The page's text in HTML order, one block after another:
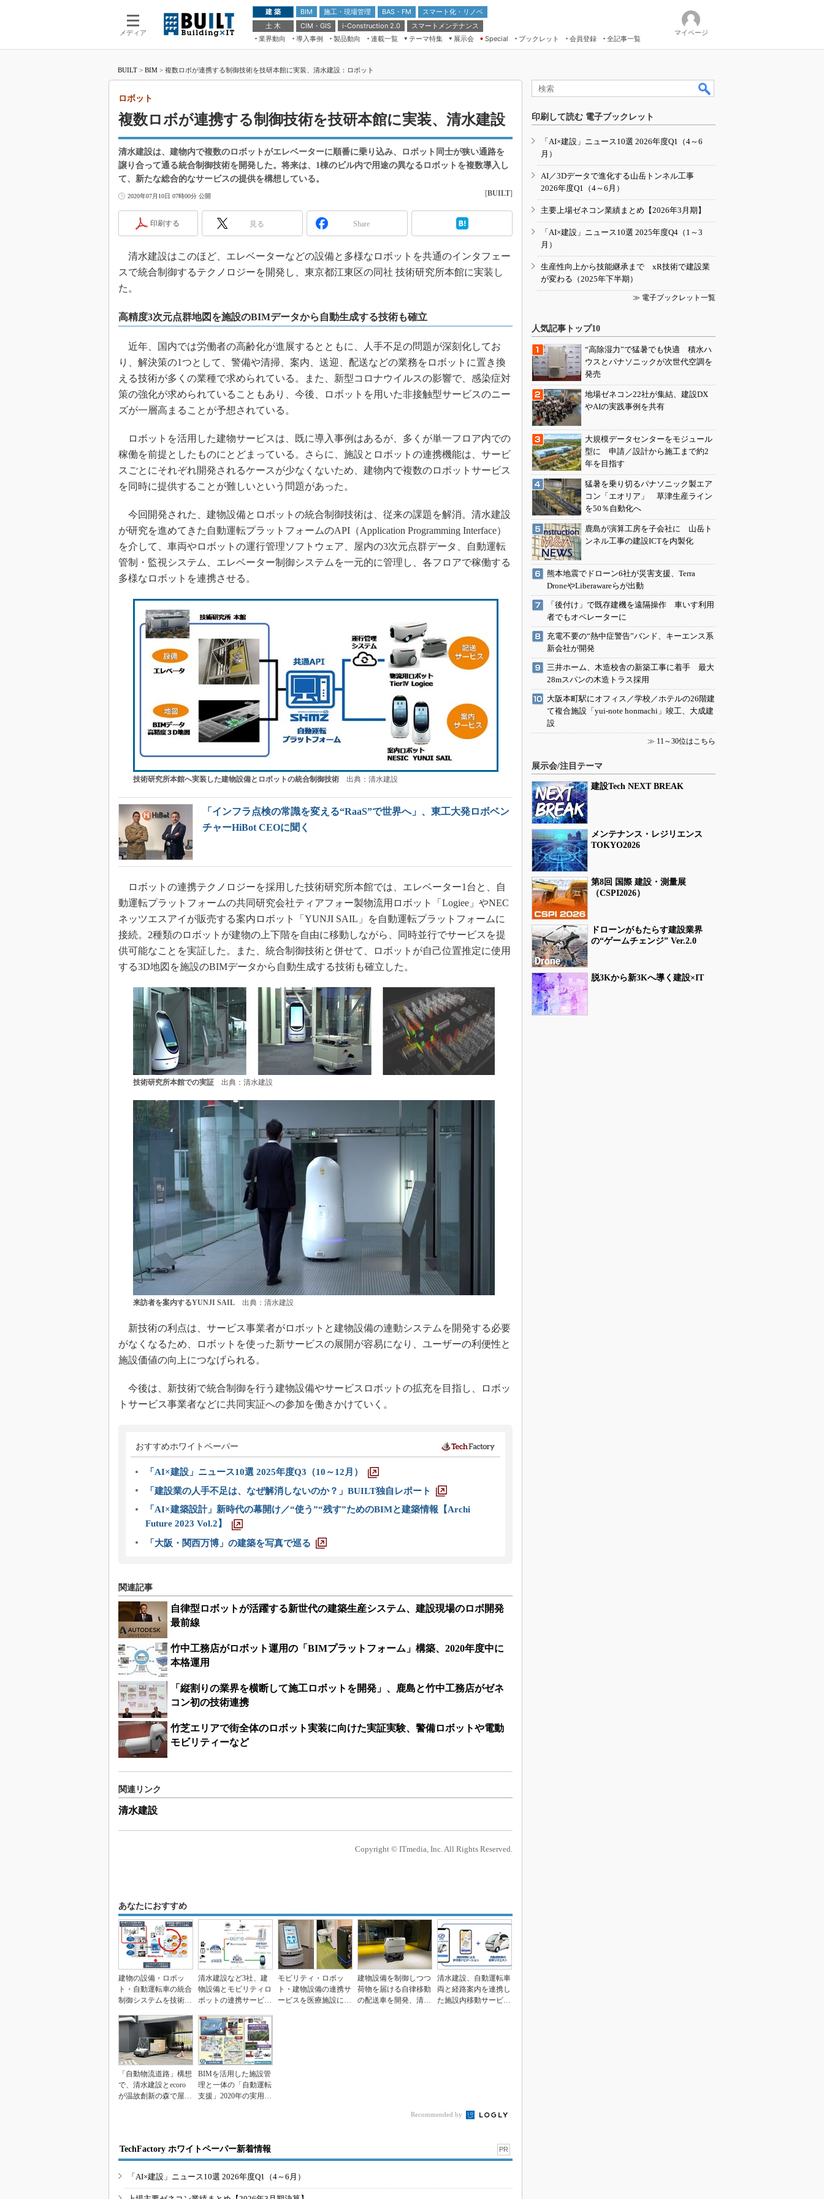
メディア
建 築 BIM 施工・現場管理 BAS・FM
スマート化・リノベ
土 木
CIM・GIS i-Construction 2.0
スマートメンテナンス
業界動向
導入事例 製品動向 連載一覧
テーマ特集
ドローンがもたらす建設業界の“ゲー
ムチェンジ” Ver.2.0
“Society5.0”時代のスマートビル
VR／ARが描くモノづくりのミライ
展示会
第8回 国際 建設・測量展
築・土木・不動産の先端技術展－
Japan Drone 2023
メンテナンス・レジリエンスOSAKA
2020
2019
Special ブックレット 会員登録 全記事一覧
マイページ
BUILT > BIM > 複数ロボが連携する制御技術を技研本館に実装、清水建設：ロボット
複数ロボが連携する制御技術を技研本館に実装、清水建設
ロボット
清水建設は、建物内で複数のロボットがエレベーターに順番に乗り込み、ロボット同士が狭い通路を
譲り合って通る統合制御技術を開発した。将来は、1棟のビル内で用途の異なるロボットを複数導入し
て、新たな総合的なサービスの提供を構想している。
2020年07月10日 07時00分 公開 [BUILT]
印刷する 見る Share
清水建設はこのほど、エレベーターなどの設備と多様なロボットを共通のインタフェー
スで統合制御するテクノロジーを開発し、東京都江東区の同社 技術研究所本館に実装し
た。
高精度3次元点群地図を施設のBIMデータから自動生成する技術も確立
近年、国内では労働者の高齢化が進展するとともに、人手不足の問題が深刻化してお
り、解決策の1つとして、警備や清掃、案内、送迎、配送などの業務をロボットに置き換
える技術が多くの業種で求められている。また、新型コロナウイルスの影響で、感染症対
策の強化が求められていることもあり、今後、ロボットを用いた非接触型サービスのニー
ズが一層高まることが予想されている。
ロボットを活用した建物サービスは、既に導入事例はあるが、多くが単一フロア内での
稼働を前提としたものにとどまっている。さらに、施設とロボットの連携機能は、サービ
スごとにそれぞれ開発されるケースが少なくないため、建物内で複数のロボットサービス
を同時に提供することが難しいという問題があった。
今回開発された、建物設備とロボットの統合制御技術は、従来の課題を解消。清水建設
が研究を進めてきた自動運転プラットフォームのAPI（Application Programming Interface）
を介して、車両やロボットの運行管理ソフトウェア、屋内の3次元点群データ、自動運転
管制・監視システム、エレベーター制御システムを一元的に管理し、各フロアで稼働する
多様なロボットを連携させる。
技術研究所本館へ実装した建物設備とロボットの統合制御技術出典：清水建設
「インフラ点検の常識を変える“RaaS”で世界へ」、東工大発ロボベン
チャーHiBot CEOに聞く
ロボットの連携テクノロジーを採用した技術研究所本館では、エレベーター1台と、自
動運転プラットフォームの共同研究会社ティアフォー製物流用ロボット「Logiee」やNEC
ネッツエスアイが販売する案内ロボット「YUNJI SAIL」を自動運転プラットフォームに
接続。2種類のロボットが建物の上下階を自由に移動しながら、同時並行でサービスを提
供可能なことを実証した。また、統合制御技術と併せて、ロボットが自己位置推定に使用
する3D地図を施設のBIMデータから自動生成する技術も確立した。
技術研究所本館での実証出典：清水建設
来訪者を案内するYUNJI SAIL出典：清水建設
新技術の利点は、サービス事業者がロボットと建物設備の連動システムを開発する必要
がなくなるため、ロボットを使った新サービスの展開が容易になり、ユーザーの利便性と
施設価値の向上につなげられる。
今後は、新技術で統合制御を行う建物設備やサービスロボットの拡充を目指し、ロボッ
トサービス事業者などに共同実証への参加を働きかけていく。
おすすめホワイトペーパー
「AI×建設」ニュース10選 2025年度Q3（10～12月）
「建設業の人手不足は、なぜ解消しないのか？」BUILT独自レポート
「AI×建築設計」新時代の幕開け／“使う”“残す”ためのBIMと建築情報【Archi
Future 2023 Vol.2】
「大阪・関西万博」の建築を写真で巡る
関連記事
自律型ロボットが活躍する新世代の建築生産システム、建設現場のロボ開発
最前線
竹中工務店がロボット運用の「BIMプラットフォーム」構築、2020年度中に
本格運用
「縦割りの業界を横断して施工ロボットを開発」、鹿島と竹中工務店がゼネ
コン初の技術連携
竹芝エリアで街全体のロボット実装に向けた実証実験、警備ロボットや電動
モビリティーなど
関連リンク
清水建設
Copyright © ITmedia, Inc. All Rights Reserved.
あなたにおすすめ
建物の設備・ロボッ
ト・自動運転車の統合
制御システムを技術研
清水建設など3社、建
物設備とモビリティロ
ボットの連携サービス
モビリティ・ロボッ
ト・建物設備の連携サ
ービスを医療施設に導
建物設備を制御しつつ
荷物を届ける自律移動
の配送車を開発、清水
清水建設、自動運転車
両と経路案内を連携し
た施設内移動サービス
「自動物流道路」構想
で、清水建設とecoro
が温故創新の森で屋外
BIMを活用した施設管
理と一体の「自動運転
支援」2020年の実用化
Recommended by
TechFactory ホワイトペーパー新着情報 PR
「AI×建設」ニュース10選 2026年度Q1（4～6月）
印刷して読む 電子ブックレット
「AI×建設」ニュース10選 2026年度Q1（4～6
月）
AI／3Dデータで進化する山岳トンネル工事
2026年度Q1（4～6月）
主要上場ゼネコン業績まとめ【2026年3月期】
「AI×建設」ニュース10選 2025年度Q4（1～3
月）
生産性向上から技能継承まで xR技術で建設業
が変わる（2025年下半期）
≫ 電子ブックレット一覧
人気記事トップ10
“高除湿力”で猛暑でも快適 積水ハ
ウスとパナソニックが次世代空調を
発売
地場ゼネコン22社が集結、建設DX
やAIの実践事例を共有
大規模データセンターをモジュール
型に 申請／設計から施工まで約2
年を目指す
猛暑を乗り切るパナソニック製エア
コン「エオリア」 草津生産ライン
を50％自動化へ
鹿島が演算工房を子会社に 山岳ト
ンネル工事の建設ICTを内製化
熊本地震でドローン6社が災害支援、Terra
DroneやLiberawareらが出動
「後付け」で既存建機を遠隔操作 車いす利用
者でもオペレーターに
充電不要の“熱中症警告”バンド、キーエンス系
新会社が開発
三井ホーム、木造校舎の新築工事に着手 最大
28mスパンの木造トラス採用
大阪本町駅にオフィス／学校／ホテルの26階建
て複合施設「yui-note honmachi」竣工、大成建
設
≫ 11～30位はこちら
展示会/注目テーマ
建設Tech NEXT BREAK
メンテナンス・レジリエンス
TOKYO2026
第8回 国際 建設・測量展
（CSPI2026）
ドローンがもたらす建設業界
の“ゲームチェンジ” Ver.2.0
脱3Kから新3Kへ導く建設×IT